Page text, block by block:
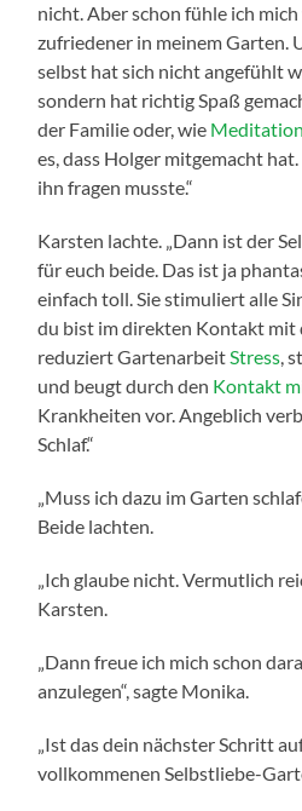
nicht. Aber schon fühle ich
zufriedener in meinem Garten.
selbst hat sich nicht angefühlt
sondern hat richtig Spaß
der Familie oder, wie
es, dass Holger mitgemacht
ihn fragen musste.“
Karsten lachte. „Dann ist der
für euch beide. Das ist ja
einfach toll. Sie stimuliert alle
du bist im direkten Kontakt mit
reduziert GartenarbeitStress,
und beugt durch den Kontakt
Krankheiten vor. Angeblich
Schlaf.“
„Muss ich dazu im Garten
Beide lachten.
„Ich glaube nicht. Vermutlich
Karsten.
„Dann freue ich mich schon
anzulegen“, sagte Monika.
„Ist das dein nächster Schritt
vollkommenen Selbstliebe-